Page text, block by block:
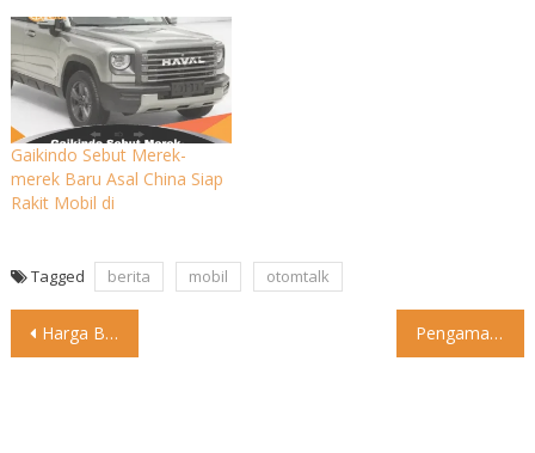
Gaikindo Sebut Merek-
merek Baru Asal China Siap
Rakit Mobil di
Tagged berita mobil otomtalk
Post
Harga BYD Atto 1 naik tiga bulan setelah diluncurkan. PT Pengamat MotoGP, Carlo Pernat beberkan sebuah teori soal Honda yang